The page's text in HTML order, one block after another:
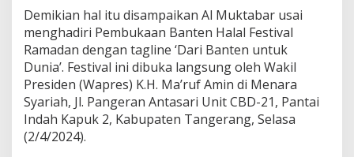
r
u
f
A
m
i
n
A
Demikian hal itu disampaikan Al Muktabar usai
menghadiri Pembukaan Banten Halal Festival
Ramadan dengan tagline ‘Dari Banten untuk
Dunia’. Festival ini dibuka langsung oleh Wakil
Presiden (Wapres) K.H. Ma’ruf Amin di Menara
Syariah, Jl. Pangeran Antasari Unit CBD-21, Pantai
Indah Kapuk 2, Kabupaten Tangerang, Selasa
(2/4/2024).